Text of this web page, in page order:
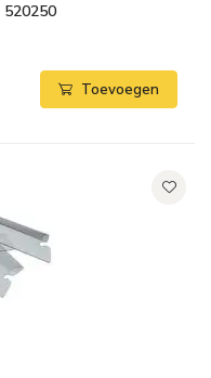
520250
Toevoegen